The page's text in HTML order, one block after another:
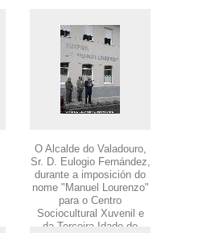
O Alcalde do Valadouro,
Sr. D. Eulogio Fernández,
durante a imposición do
nome "Manuel Lourenzo"
para o Centro
Sociocultural Xuvenil e
da Terceira Idade de